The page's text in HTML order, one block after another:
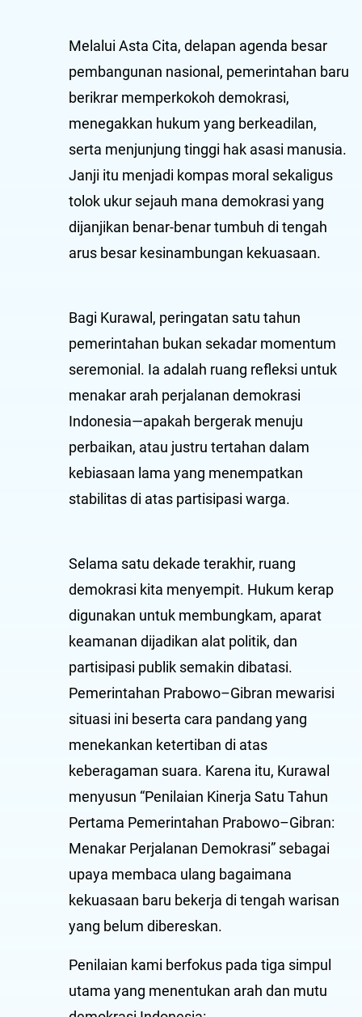
Melalui Asta Cita, delapan agenda besar
pembangunan nasional, pemerintahan baru
berikrar memperkokoh demokrasi,
menegakkan hukum yang berkeadilan,
serta menjunjung tinggi hak asasi manusia.
Janji itu menjadi kompas moral sekaligus
tolok ukur sejauh mana demokrasi yang
dijanjikan benar-benar tumbuh di tengah
arus besar kesinambungan kekuasaan.
Bagi Kurawal, peringatan satu tahun
pemerintahan bukan sekadar momentum
seremonial. Ia adalah ruang refleksi untuk
menakar arah perjalanan demokrasi
Indonesia—apakah bergerak menuju
perbaikan, atau justru tertahan dalam
kebiasaan lama yang menempatkan
stabilitas di atas partisipasi warga.
Selama satu dekade terakhir, ruang
demokrasi kita menyempit. Hukum kerap
digunakan untuk membungkam, aparat
keamanan dijadikan alat politik, dan
partisipasi publik semakin dibatasi.
Pemerintahan Prabowo–Gibran mewarisi
situasi ini beserta cara pandang yang
menekankan ketertiban di atas
keberagaman suara. Karena itu, Kurawal
menyusun “Penilaian Kinerja Satu Tahun
Pertama Pemerintahan Prabowo–Gibran:
Menakar Perjalanan Demokrasi” sebagai
upaya membaca ulang bagaimana
kekuasaan baru bekerja di tengah warisan
yang belum dibereskan.
Penilaian kami berfokus pada tiga simpul
utama yang menentukan arah dan mutu